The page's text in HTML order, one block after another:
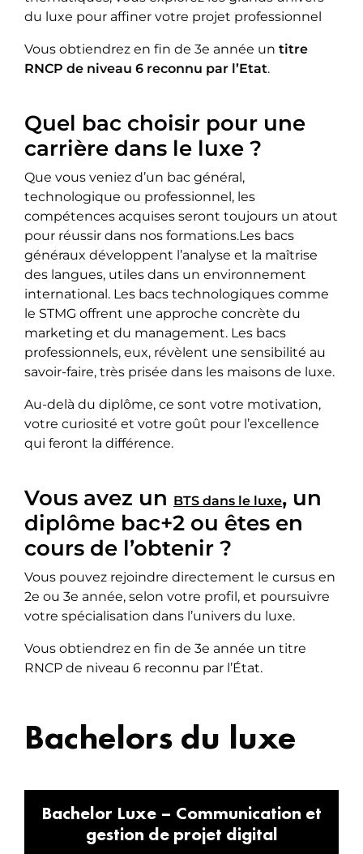
du luxe pour affiner votre projet professionnel
Vous obtiendrez en fin de 3e année un titre
RNCP de niveau 6 reconnu par l’Etat.
Quel bac choisir pour une
carrière dans le luxe ?
Que vous veniez d’un bac général,
technologique ou professionnel, les
compétences acquises seront toujours un atout
pour réussir dans nos formations.Les bacs
généraux développent l’analyse et la maîtrise
des langues, utiles dans un environnement
international. Les bacs technologiques comme
le STMG offrent une approche concrète du
marketing et du management. Les bacs
professionnels, eux, révèlent une sensibilité au
savoir-faire, très prisée dans les maisons de luxe.
Au-delà du diplôme, ce sont votre motivation,
votre curiosité et votre goût pour l’excellence
qui feront la différence.
Vous avez un BTS dans le luxe, un
diplôme bac+2 ou êtes en
cours de l’obtenir ?
Vous pouvez rejoindre directement le cursus en
2e ou 3e année, selon votre profil, et poursuivre
votre spécialisation dans l’univers du luxe.
Vous obtiendrez en fin de 3e année un titre
RNCP de niveau 6 reconnu par l’État.
Bachelors du luxe
Bachelor Luxe – Communication et
gestion de projet digital